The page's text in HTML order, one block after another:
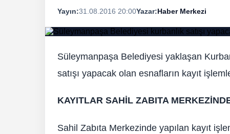
Yayın:31.08.2016 20:00Yazar:Haber Merkezi
Süleymanpaşa Belediyesi yaklaşan
satışı yapacak olan esnafların kayıt
KAYITLAR SAHİL ZABITA
Sahil Zabıta Merkezinde yapılan kayıt